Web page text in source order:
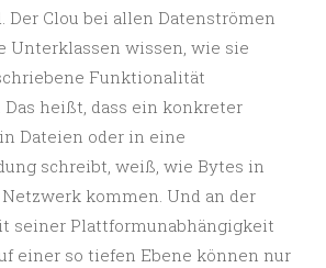
Der Clou bei allen Datenströmen
Unterklassen wissen, wie sie
Funktionalität
heißt, dass ein konkreter
Dateien oder in eine
schreibt, weiß, wie Bytes in
kommen. Und an der
seiner Plattformunabhängigkeit
einer so tiefen Ebene können nur